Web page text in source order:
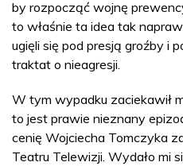
by rozpocząć wojnę
to właśnie ta idea tak
ugięli się pod presją groźby i
traktat o nieagresji.
W tym wypadku zaciekawił
to jest prawie nieznany
cenię Wojciecha Tomczyka
Teatru Telewizji. Wydało mi